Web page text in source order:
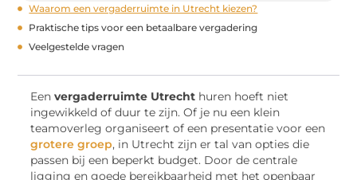
Waarom een vergaderruimte in Utrecht kiezen?
Praktische tips voor een betaalbare vergadering
Veelgestelde vragen
Eenvergaderruimte Utrecht huren hoeft niet
ingewikkeld of duur te zijn. Of je nu een klein
teamoverleg organiseert of een presentatie voor een
grotere groep, in Utrecht zijn er tal van opties die
passen bij een beperkt budget. Door de centrale
ligging en goede bereikbaarheid met het openbaar